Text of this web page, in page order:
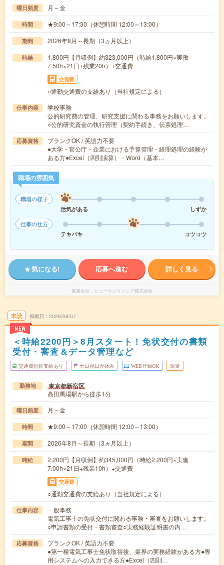
曜日頻度 月～金
時間 ★9:00～17:30（休憩時間 12:00～13:00）
期間 2026年8月～長期（3ヵ月以上）
時給
1,800円【月収例】約323,000円（時給1,800円×実働
7.50h×21日+残業20h）+交通費
交通費
○通勤交通費の支給あり（当社規定による）
仕事内容
学校事務
公的研究費の管理、研究支援に関わる事務をお願いします。
○公的研究資金の執行管理（契約手続き、伝票処理…
応募資格
ブランクOK / 英語力不要
●大学・官公庁・企業における予算管理・経理処理の経験が
ある方●Excel（四則演算）・Word（基本…
職場の雰囲気
職場の様子
活気がある
しずか
仕事の仕方
テキパキ
コツコツ
気になる! 応募へ進む 詳しく見る
派遣会社 ヒューマンリソシア株式会社
未読
NEW
掲載日 2026/08/07
＜時給2200円＞8月スタート！免状交付の書類
受付・審査＆データ管理など
交通費別途支給あり 土日祝日が休み WEB登録OK 派遣
勤務地 東京都新宿区
高田馬場駅から徒歩1分
曜日頻度 月～金
時間 ★9:00～17:00（休憩時間 12:00～13:00）
期間 2026年8月～長期（3ヵ月以上）
時給
2,200円【月収例】約345,000円（時給2,200円×実働
7.00h×21日+残業10h）+交通費
交通費
○通勤交通費の支給あり（当社規定による）
仕事内容
一般事務
電気工事士の免状交付に関わる事務・審査をお願いします。
○申請書類の受付・書類審査○実務経験証明書の内…
応募資格
ブランクOK / 英語力不要
●第一種電気工事士免状取得後、業界の実務経験がある方●専
用システムへの入力できる方●Excel（四則…